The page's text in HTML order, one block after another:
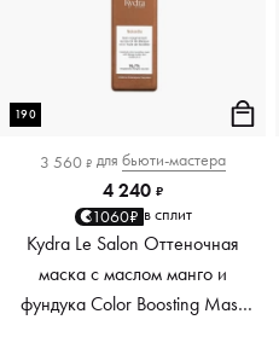
190
3 560 ₽ для бьюти-мастера
4 240 ₽
1060₽ в сплит
Kydra Le Salon Оттеночная
маска с маслом манго и
фундука Color Boosting Mask